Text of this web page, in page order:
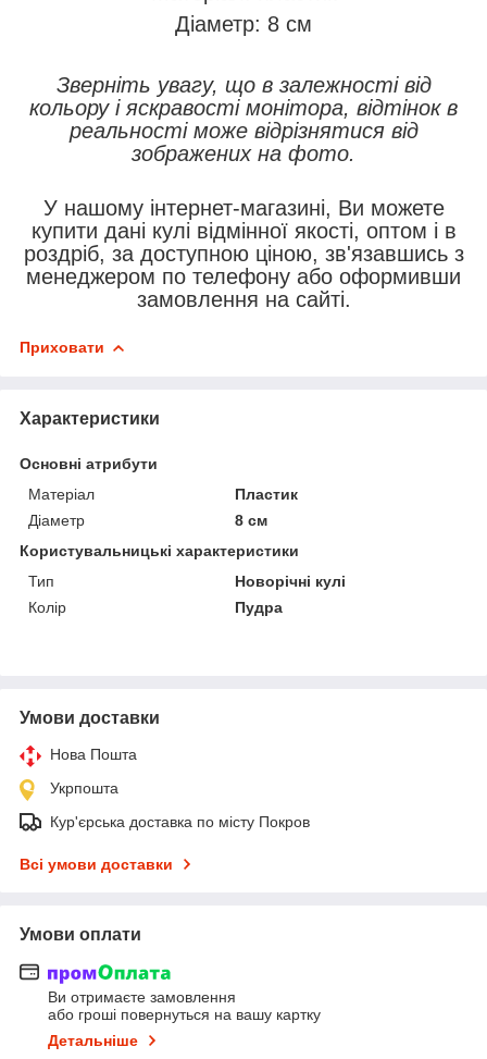
Діаметр: 8 см
Зверніть увагу, що в залежності від
кольору і яскравості монітора, відтінок в
реальності може відрізнятися від
зображених на фото.
У нашому інтернет-магазині, Ви можете
купити дані кулі відмінної якості, оптом і в
роздріб, за доступною ціною, зв'язавшись з
менеджером по телефону або оформивши
замовлення на сайті.
Приховати
Характеристики
Основні атрибути
Матеріал
Пластик
Діаметр
8 см
Користувальницькі характеристики
Тип
Новорічні кулі
Колір
Пудра
Умови доставки
Нова Пошта
Укрпошта
Кур'єрська доставка по місту Покров
Всі умови доставки
Умови оплати
Ви отримаєте замовлення
або гроші повернуться на вашу картку
Детальніше